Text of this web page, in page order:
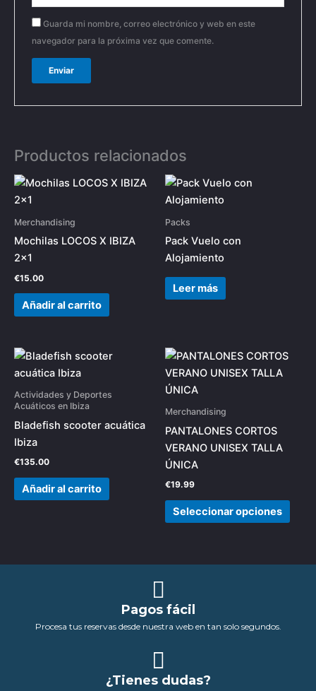
Guarda mi nombre, correo electrónico y web en este
navegador para la próxima vez que comente.
Productos relacionados
Merchandising
Mochilas LOCOS X IBIZA
2×1
€15.00
Añadir al carrito
Packs
Pack Vuelo con
Alojamiento
Leer más
Actividades y Deportes
Acuáticos en Ibiza
Bladefish scooter acuática
Ibiza
€135.00
Añadir al carrito
Merchandising
PANTALONES CORTOS
VERANO UNISEX TALLA
ÚNICA
€19.99
Seleccionar opciones
en
Pagos fácil
Procesa tus reservas desde nuestra web en tan solo segundos.
¿Tienes dudas?